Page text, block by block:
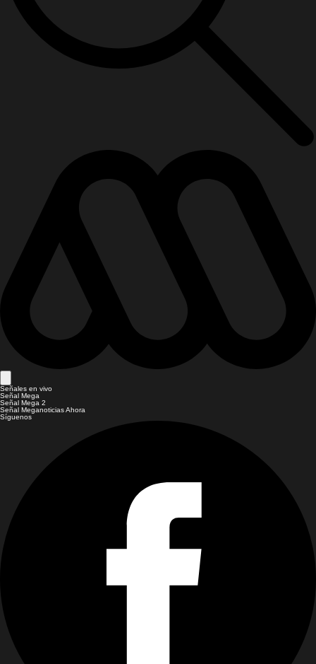
Señales en vivo
Señal Mega
Señal Mega 2
Señal Meganoticias Ahora
Síguenos